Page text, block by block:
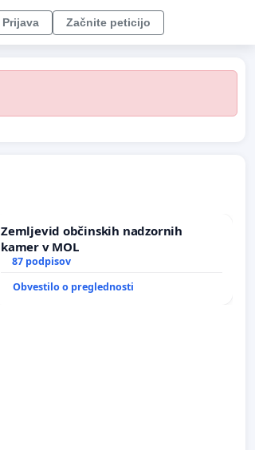
Prijava Začnite peticijo
Zemljevid občinskih nadzornih
kamer v MOL
87 podpisov
Obvestilo o preglednosti